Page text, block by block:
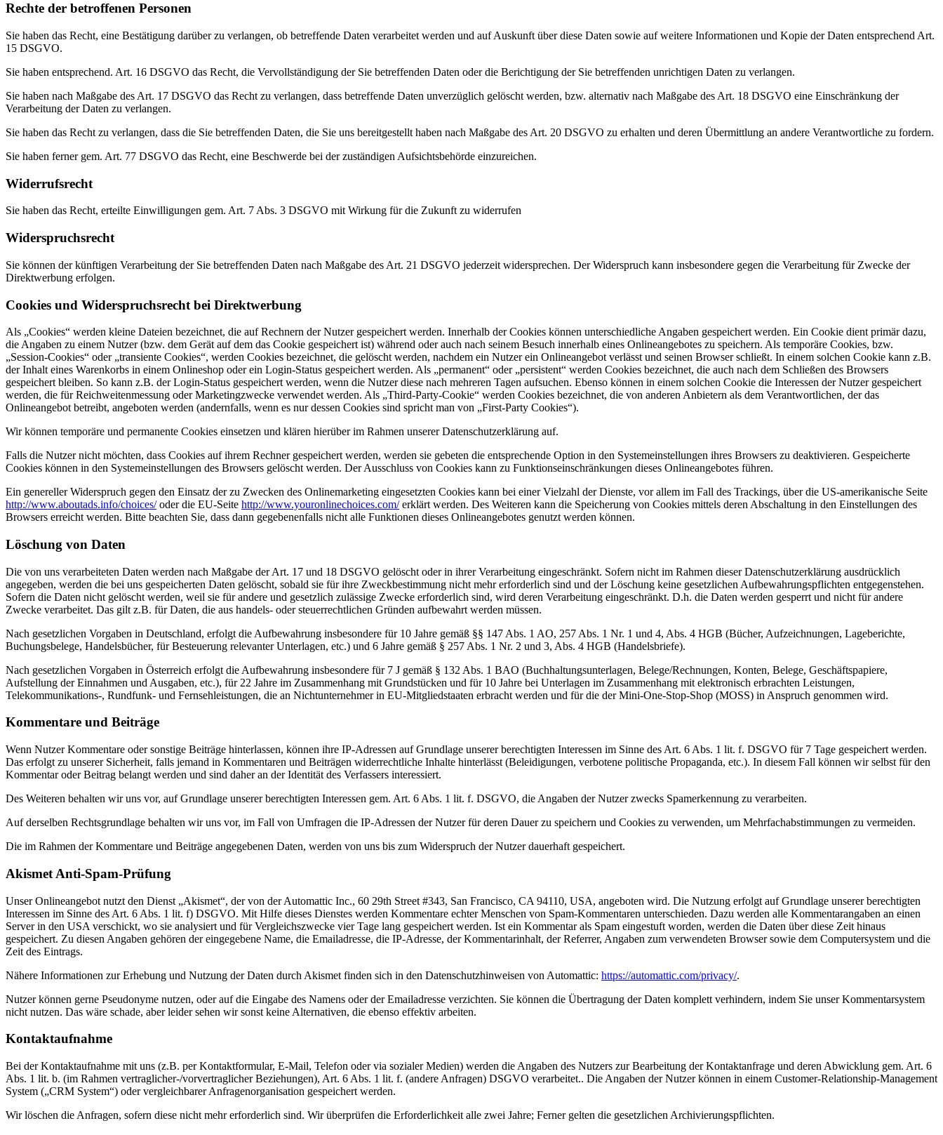
Rechte der betroffenen Personen
Sie haben das Recht, eine Bestätigung darüber zu verlangen, ob betreffende Daten verarbeitet werden und auf Auskunft über diese Daten sowie auf weitere Informationen und Kopie der Daten entsprechend Art.
15 DSGVO.
Sie haben entsprechend. Art. 16 DSGVO das Recht, die Vervollständigung der Sie betreffenden Daten oder die Berichtigung der Sie betreffenden unrichtigen Daten zu verlangen.
Sie haben nach Maßgabe des Art. 17 DSGVO das Recht zu verlangen, dass betreffende Daten unverzüglich gelöscht werden, bzw. alternativ nach Maßgabe des Art. 18 DSGVO eine Einschränkung der
Verarbeitung der Daten zu verlangen.
Sie haben das Recht zu verlangen, dass die Sie betreffenden Daten, die Sie uns bereitgestellt haben nach Maßgabe des Art. 20 DSGVO zu erhalten und deren Übermittlung an andere Verantwortliche zu fordern.
Sie haben ferner gem. Art. 77 DSGVO das Recht, eine Beschwerde bei der zuständigen Aufsichtsbehörde einzureichen.
Widerrufsrecht
Sie haben das Recht, erteilte Einwilligungen gem. Art. 7 Abs. 3 DSGVO mit Wirkung für die Zukunft zu widerrufen
Widerspruchsrecht
Sie können der künftigen Verarbeitung der Sie betreffenden Daten nach Maßgabe des Art. 21 DSGVO jederzeit widersprechen. Der Widerspruch kann insbesondere gegen die Verarbeitung für Zwecke der
Direktwerbung erfolgen.
Cookies und Widerspruchsrecht bei Direktwerbung
Als „Cookies“ werden kleine Dateien bezeichnet, die auf Rechnern der Nutzer gespeichert werden. Innerhalb der Cookies können unterschiedliche Angaben gespeichert werden. Ein Cookie dient primär dazu,
die Angaben zu einem Nutzer (bzw. dem Gerät auf dem das Cookie gespeichert ist) während oder auch nach seinem Besuch innerhalb eines Onlineangebotes zu speichern. Als temporäre Cookies, bzw.
„Session-Cookies“ oder „transiente Cookies“, werden Cookies bezeichnet, die gelöscht werden, nachdem ein Nutzer ein Onlineangebot verlässt und seinen Browser schließt. In einem solchen Cookie kann z.B.
der Inhalt eines Warenkorbs in einem Onlineshop oder ein Login-Status gespeichert werden. Als „permanent“ oder „persistent“ werden Cookies bezeichnet, die auch nach dem Schließen des Browsers
gespeichert bleiben. So kann z.B. der Login-Status gespeichert werden, wenn die Nutzer diese nach mehreren Tagen aufsuchen. Ebenso können in einem solchen Cookie die Interessen der Nutzer gespeichert
werden, die für Reichweitenmessung oder Marketingzwecke verwendet werden. Als „Third-Party-Cookie“ werden Cookies bezeichnet, die von anderen Anbietern als dem Verantwortlichen, der das
Onlineangebot betreibt, angeboten werden (andernfalls, wenn es nur dessen Cookies sind spricht man von „First-Party Cookies“).
Wir können temporäre und permanente Cookies einsetzen und klären hierüber im Rahmen unserer Datenschutzerklärung auf.
Falls die Nutzer nicht möchten, dass Cookies auf ihrem Rechner gespeichert werden, werden sie gebeten die entsprechende Option in den Systemeinstellungen ihres Browsers zu deaktivieren. Gespeicherte
Cookies können in den Systemeinstellungen des Browsers gelöscht werden. Der Ausschluss von Cookies kann zu Funktionseinschränkungen dieses Onlineangebotes führen.
Ein genereller Widerspruch gegen den Einsatz der zu Zwecken des Onlinemarketing eingesetzten Cookies kann bei einer Vielzahl der Dienste, vor allem im Fall des Trackings, über die US-amerikanische Seite
http://www.aboutads.info/choices/oder die EU-Seite http://www.youronlinechoices.com/erklärt werden. Des Weiteren kann die Speicherung von Cookies mittels deren Abschaltung in den Einstellungen des
Browsers erreicht werden. Bitte beachten Sie, dass dann gegebenenfalls nicht alle Funktionen dieses Onlineangebotes genutzt werden können.
Löschung von Daten
Die von uns verarbeiteten Daten werden nach Maßgabe der Art. 17 und 18 DSGVO gelöscht oder in ihrer Verarbeitung eingeschränkt. Sofern nicht im Rahmen dieser Datenschutzerklärung ausdrücklich
angegeben, werden die bei uns gespeicherten Daten gelöscht, sobald sie für ihre Zweckbestimmung nicht mehr erforderlich sind und der Löschung keine gesetzlichen Aufbewahrungspflichten entgegenstehen.
Sofern die Daten nicht gelöscht werden, weil sie für andere und gesetzlich zulässige Zwecke erforderlich sind, wird deren Verarbeitung eingeschränkt. D.h. die Daten werden gesperrt und nicht für andere
Zwecke verarbeitet. Das gilt z.B. für Daten, die aus handels- oder steuerrechtlichen Gründen aufbewahrt werden müssen.
Nach gesetzlichen Vorgaben in Deutschland, erfolgt die Aufbewahrung insbesondere für 10 Jahre gemäß §§ 147 Abs. 1 AO, 257 Abs. 1 Nr. 1 und 4, Abs. 4 HGB (Bücher, Aufzeichnungen, Lageberichte,
Buchungsbelege, Handelsbücher, für Besteuerung relevanter Unterlagen, etc.) und 6 Jahre gemäß § 257 Abs. 1 Nr. 2 und 3, Abs. 4 HGB (Handelsbriefe).
Nach gesetzlichen Vorgaben in Österreich erfolgt die Aufbewahrung insbesondere für 7 J gemäß § 132 Abs. 1 BAO (Buchhaltungsunterlagen, Belege/Rechnungen, Konten, Belege, Geschäftspapiere,
Aufstellung der Einnahmen und Ausgaben, etc.), für 22 Jahre im Zusammenhang mit Grundstücken und für 10 Jahre bei Unterlagen im Zusammenhang mit elektronisch erbrachten Leistungen,
Telekommunikations-, Rundfunk- und Fernsehleistungen, die an Nichtunternehmer in EU-Mitgliedstaaten erbracht werden und für die der Mini-One-Stop-Shop (MOSS) in Anspruch genommen wird.
Kommentare und Beiträge
Wenn Nutzer Kommentare oder sonstige Beiträge hinterlassen, können ihre IP-Adressen auf Grundlage unserer berechtigten Interessen im Sinne des Art. 6 Abs. 1 lit. f. DSGVO für 7 Tage gespeichert werden.
Das erfolgt zu unserer Sicherheit, falls jemand in Kommentaren und Beiträgen widerrechtliche Inhalte hinterlässt (Beleidigungen, verbotene politische Propaganda, etc.). In diesem Fall können wir selbst für den
Kommentar oder Beitrag belangt werden und sind daher an der Identität des Verfassers interessiert.
Des Weiteren behalten wir uns vor, auf Grundlage unserer berechtigten Interessen gem. Art. 6 Abs. 1 lit. f. DSGVO, die Angaben der Nutzer zwecks Spamerkennung zu verarbeiten.
Auf derselben Rechtsgrundlage behalten wir uns vor, im Fall von Umfragen die IP-Adressen der Nutzer für deren Dauer zu speichern und Cookies zu verwenden, um Mehrfachabstimmungen zu vermeiden.
Die im Rahmen der Kommentare und Beiträge angegebenen Daten, werden von uns bis zum Widerspruch der Nutzer dauerhaft gespeichert.
Akismet Anti-Spam-Prüfung
Unser Onlineangebot nutzt den Dienst „Akismet“, der von der Automattic Inc., 60 29th Street #343, San Francisco, CA 94110, USA, angeboten wird. Die Nutzung erfolgt auf Grundlage unserer berechtigten
Interessen im Sinne des Art. 6 Abs. 1 lit. f) DSGVO. Mit Hilfe dieses Dienstes werden Kommentare echter Menschen von Spam-Kommentaren unterschieden. Dazu werden alle Kommentarangaben an einen
Server in den USA verschickt, wo sie analysiert und für Vergleichszwecke vier Tage lang gespeichert werden. Ist ein Kommentar als Spam eingestuft worden, werden die Daten über diese Zeit hinaus
gespeichert. Zu diesen Angaben gehören der eingegebene Name, die Emailadresse, die IP-Adresse, der Kommentarinhalt, der Referrer, Angaben zum verwendeten Browser sowie dem Computersystem und die
Zeit des Eintrags.
Nähere Informationen zur Erhebung und Nutzung der Daten durch Akismet finden sich in den Datenschutzhinweisen von Automattic: https://automattic.com/privacy/.
Nutzer können gerne Pseudonyme nutzen, oder auf die Eingabe des Namens oder der Emailadresse verzichten. Sie können die Übertragung der Daten komplett verhindern, indem Sie unser Kommentarsystem
nicht nutzen. Das wäre schade, aber leider sehen wir sonst keine Alternativen, die ebenso effektiv arbeiten.
Kontaktaufnahme
Bei der Kontaktaufnahme mit uns (z.B. per Kontaktformular, E-Mail, Telefon oder via sozialer Medien) werden die Angaben des Nutzers zur Bearbeitung der Kontaktanfrage und deren Abwicklung gem. Art. 6
Abs. 1 lit. b. (im Rahmen vertraglicher-/vorvertraglicher Beziehungen), Art. 6 Abs. 1 lit. f. (andere Anfragen) DSGVO verarbeitet.. Die Angaben der Nutzer können in einem Customer-Relationship-Management
System („CRM System“) oder vergleichbarer Anfragenorganisation gespeichert werden.
Wir löschen die Anfragen, sofern diese nicht mehr erforderlich sind. Wir überprüfen die Erforderlichkeit alle zwei Jahre; Ferner gelten die gesetzlichen Archivierungspflichten.